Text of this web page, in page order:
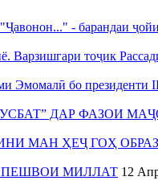
- барандаи
Варзишгари тоҷик
Эмомалӣ бо президенти
ДАР ФАЗОИ
МАН ҲЕҶ ГОҲ
ПЕШВОИ МИЛЛАТ 12